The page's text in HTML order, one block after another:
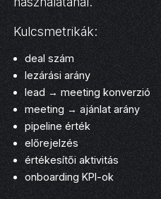
Kulcsmetrikák:
deal szám
lezárási arány
lead → meeting konverzió
meeting → ajánlat arány
pipeline érték
előrejelzés
értékesítői aktivitás
onboarding KPI-ok